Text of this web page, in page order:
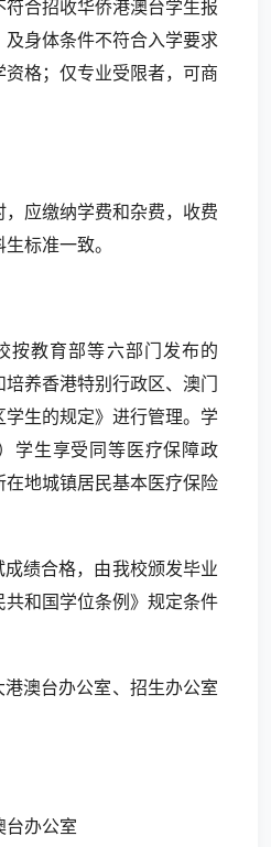
合招收华侨港澳台学生报
身体条件不符合入学要求
格；仅专业受限者，可商
应缴纳学费和杂费，收费
标准一致。
按教育部等六部门发布的
培养香港特别行政区、澳门
生的规定》进行管理。学
学生享受同等医疗保障政
地城镇居民基本医疗保险
绩合格，由我校颁发毕业
和国学位条例》规定条件
澳台办公室、招生办公室
台办公室